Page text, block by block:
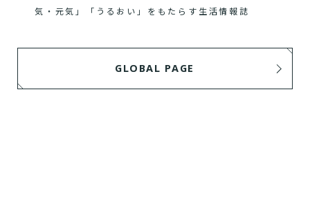
気・元気」「うるおい」をもたらす生活情報誌
GLOBAL PAGE